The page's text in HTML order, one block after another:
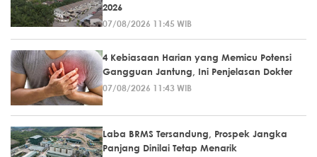
2026
07/08/2026 11:45 WIB
4 Kebiasaan Harian yang Memicu Potensi
Gangguan Jantung, Ini Penjelasan Dokter
07/08/2026 11:43 WIB
Laba BRMS Tersandung, Prospek Jangka
Panjang Dinilai Tetap Menarik